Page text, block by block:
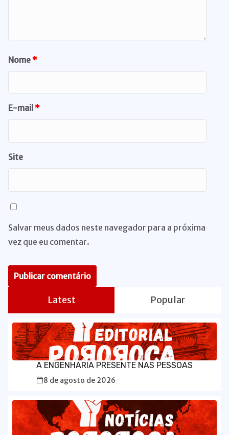
Nome*
E-mail *
Site
Salvar meus dados neste navegador para a próxima
vez que eu comentar.
Latest Popular
A ENGENHARIA PRESENTE NAS PESSOAS
8 de agosto de 2026